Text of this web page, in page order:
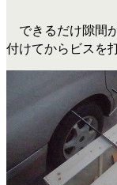
できるだけ隙間
付けてからビスを